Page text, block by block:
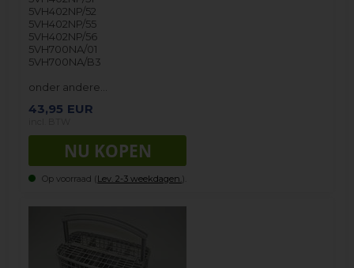
5VH402NP/52
5VH402NP/55
5VH402NP/56
5VH700NA/01
5VH700NA/B3
onder andere…
43,95 EUR
Op voorraad (Lev. 2-3 weekdagen. ).